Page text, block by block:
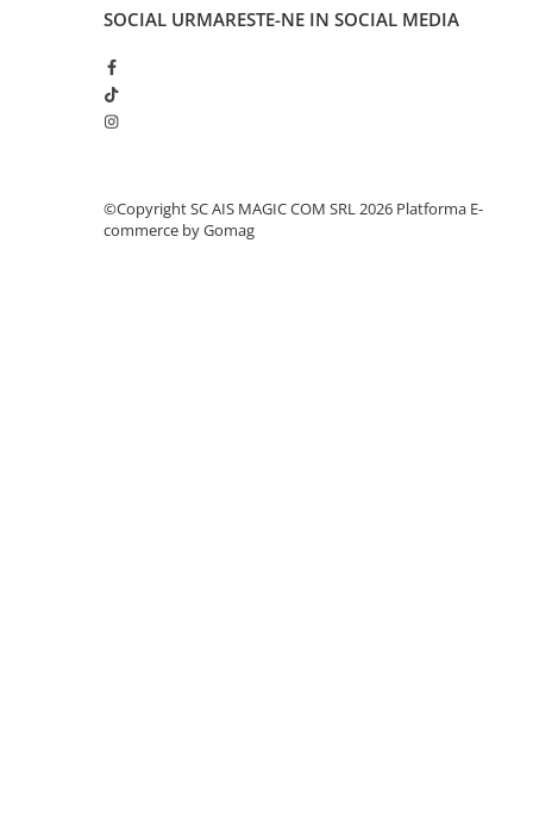
Deodorante & Parfumuri
Deodorante & Parfumuri
SOCIAL URMARESTE-NE IN SOCIAL MEDIA
©Copyright SC AIS MAGIC COM SRL 2026 Platforma E-
commerce by Gomag